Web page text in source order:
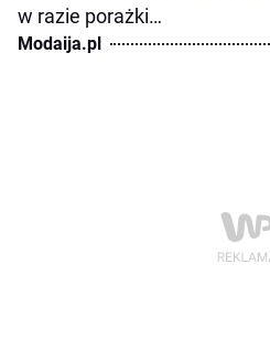
w razie porażki…
Modaija.pl